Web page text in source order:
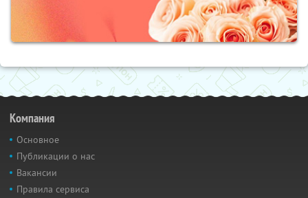
Компания
Основное
Публикации о нас
Вакансии
Правила сервиса